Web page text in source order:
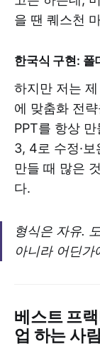
을 땐 퀘스천
한국식 구현: 폴
하지만 저는
에 맞춤화 전
PPT를 항상
3, 4로 수정·
만들 때 많은
다.
형식은 자유.
아니라 어딘가
베스트 프
업 하는 사